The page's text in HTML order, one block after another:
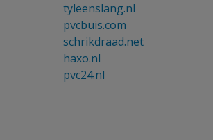
tyleenslang.nl
pvcbuis.com
schrikdraad.net
haxo.nl
pvc24.nl